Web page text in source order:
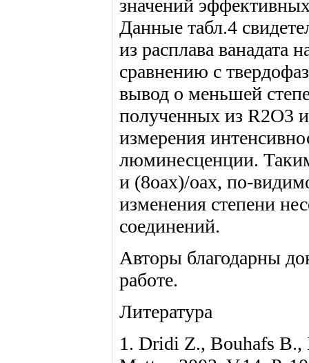
значений
Данные табл.4
из расплава ванадата
сравнению с
вывод о меньшей
полученных из R2O3
измерения
люминесценции.
и (8oax)/oax, по-
изменения степени
соединений.
Авторы благодарны
работе.
Литература
1. Dridi Z., Bouhafs В.,